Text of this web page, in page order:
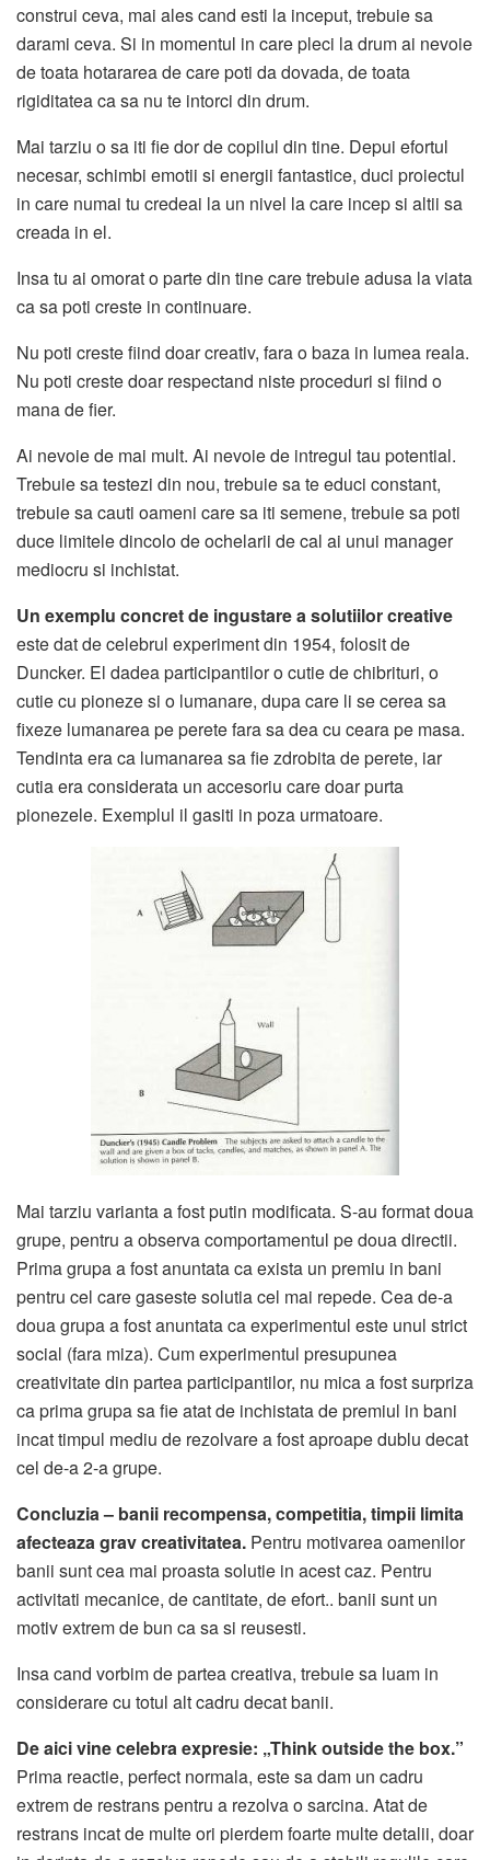
construi ceva, mai ales cand esti la inceput, trebuie sa
darami ceva. Si in momentul in care pleci la drum ai nevoie
de toata hotararea de care poti da dovada, de toata
rigiditatea ca sa nu te intorci din drum.
Mai tarziu o sa iti fie dor de copilul din tine. Depui efortul
necesar, schimbi emotii si energii fantastice, duci proiectul
in care numai tu credeai la un nivel la care incep si altii sa
creada in el.
Insa tu ai omorat o parte din tine care trebuie adusa la viata
ca sa poti creste in continuare.
Nu poti creste fiind doar creativ, fara o baza in lumea reala.
Nu poti creste doar respectand niste proceduri si fiind o
mana de fier.
Ai nevoie de mai mult. Ai nevoie de intregul tau potential.
Trebuie sa testezi din nou, trebuie sa te educi constant,
trebuie sa cauti oameni care sa iti semene, trebuie sa poti
duce limitele dincolo de ochelarii de cal ai unui manager
mediocru si inchistat.
Un exemplu concret de ingustare a solutiilor creative
este dat de celebrul experiment din 1954, folosit de
Duncker. El dadea participantilor o cutie de chibrituri, o
cutie cu pioneze si o lumanare, dupa care li se cerea sa
fixeze lumanarea pe perete fara sa dea cu ceara pe masa.
Tendinta era ca lumanarea sa fie zdrobita de perete, iar
cutia era considerata un accesoriu care doar purta
pionezele. Exemplul il gasiti in poza urmatoare.
Mai tarziu varianta a fost putin modificata. S-au format doua
grupe, pentru a observa comportamentul pe doua directii.
Prima grupa a fost anuntata ca exista un premiu in bani
pentru cel care gaseste solutia cel mai repede. Cea de-a
doua grupa a fost anuntata ca experimentul este unul strict
social (fara miza). Cum experimentul presupunea
creativitate din partea participantilor, nu mica a fost surpriza
ca prima grupa sa fie atat de inchistata de premiul in bani
incat timpul mediu de rezolvare a fost aproape dublu decat
cel de-a 2-a grupe.
Concluzia – banii recompensa, competitia, timpii limita
afecteaza grav creativitatea. Pentru motivarea oamenilor
banii sunt cea mai proasta solutie in acest caz. Pentru
activitati mecanice, de cantitate, de efort.. banii sunt un
motiv extrem de bun ca sa si reusesti.
Insa cand vorbim de partea creativa, trebuie sa luam in
considerare cu totul alt cadru decat banii.
De aici vine celebra expresie: „Think outside the box.”
Prima reactie, perfect normala, este sa dam un cadru
extrem de restrans pentru a rezolva o sarcina. Atat de
restrans incat de multe ori pierdem foarte multe detalii, doar